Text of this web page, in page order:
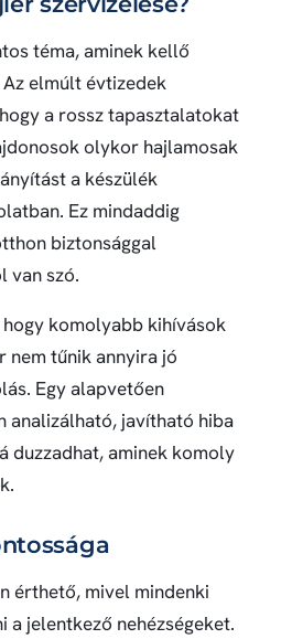
téma, aminek kellő
elmúlt évtizedek
a rossz tapasztalatokat
olykor hajlamosak
a készülék
Ez mindaddig
biztonsággal
van szó.
komolyabb kihívások
nem tűnik annyira jó
Egy alapvetően
analizálható, javítható hiba
duzzadhat, aminek komoly
érthető, mivel mindenki
a jelentkező nehézségeket.